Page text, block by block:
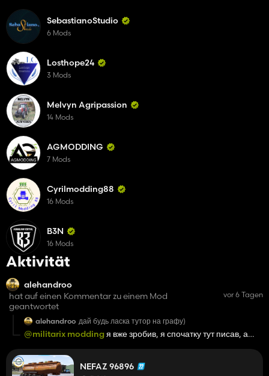
Aktivität
alehandroo
hat auf einen Kommentar zu einem Mod
geantwortet
vor 6 Tagen
alehandroo дай будь ласка тутор на графу)
@militarix moddingя вже зробив, я спочатку тут писав, а
NEFAZ 96896
SebastianoStudio
6 Mods
Losthope24
3 Mods
Melvyn Agripassion
14 Mods
AGMODDING
7 Mods
Cyrilmodding88
16 Mods
B3N
16 Mods